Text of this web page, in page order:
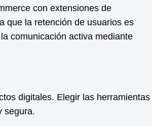
con extensiones de
que la retención de usuarios es
comunicación activa mediante
digitales. Elegir las herramientas
segura.